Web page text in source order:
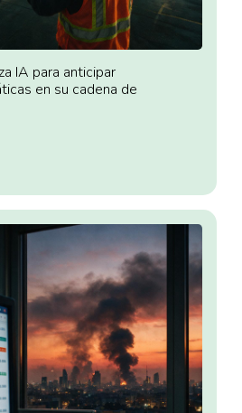
IA para anticipar
en su cadena de